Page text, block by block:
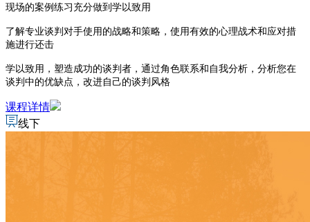
现场的案例练习充分做到学以致用
了解专业谈判对手使用的战略和策略，使用有效的心理战术和应对措
施进行还击
学以致用，塑造成功的谈判者，通过角色联系和自我分析，分析您在
谈判中的优缺点，改进自己的谈判风格
课程详情
线下